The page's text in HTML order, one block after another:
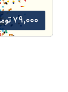
79,000 تومان